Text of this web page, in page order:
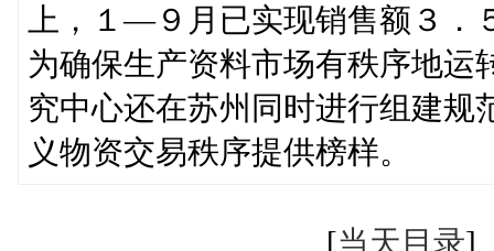
上，１—９月已实现销售额３．
为确保生产资料市场有秩序地运
究中心还在苏州同时进行组建规
义物资交易秩序提供榜样。
[当天目录